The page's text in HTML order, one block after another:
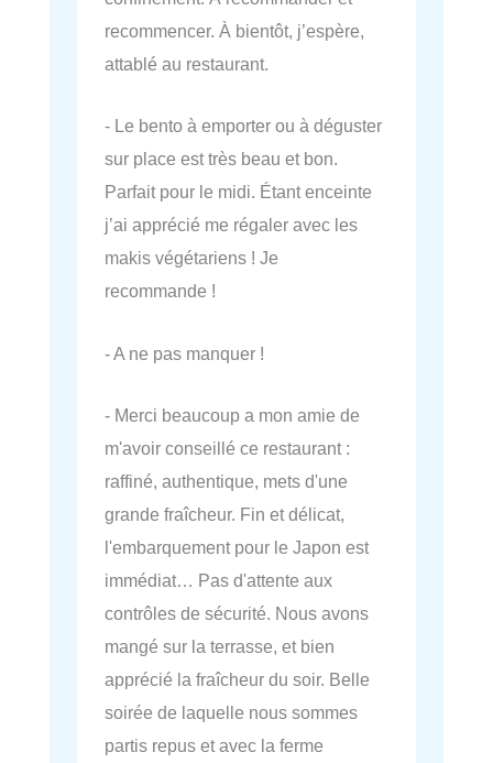
recommencer. À bientôt, j’espère,
attablé au restaurant.
- Le bento à emporter ou à déguster
sur place est très beau et bon.
Parfait pour le midi. Étant enceinte
j’ai apprécié me régaler avec les
makis végétariens ! Je
recommande !
- A ne pas manquer !
- Merci beaucoup a mon amie de
m'avoir conseillé ce restaurant :
raffiné, authentique, mets d'une
grande fraîcheur. Fin et délicat,
l'embarquement pour le Japon est
immédiat… Pas d'attente aux
contrôles de sécurité. Nous avons
mangé sur la terrasse, et bien
apprécié la fraîcheur du soir. Belle
soirée de laquelle nous sommes
partis repus et avec la ferme